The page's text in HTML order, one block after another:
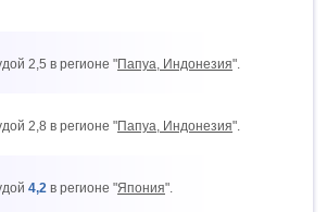
2,5 в регионе "Папуа, Индонезия".
2,8 в регионе "Папуа, Индонезия".
4,2 в регионе "Япония".